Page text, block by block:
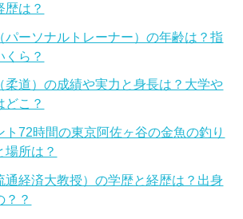
歴は？
パーソナルトレーナー）の年齢は？指
くら？
柔道）の成績や実力と身長は？大学や
どこ？
ト72時間の東京阿佐ヶ谷の金魚の釣り
場所は？
通経済大教授）の学歴と経歴は？出身
？？